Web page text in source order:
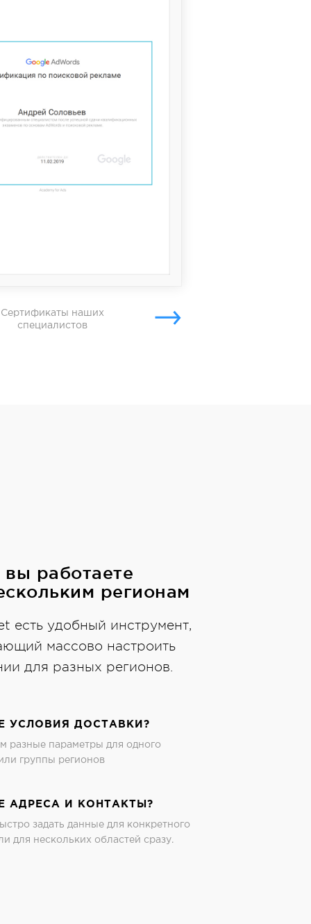
Сертификаты наших
специалистов
вы работаете
регионам
есть удобный инструмент,
массово настроить
для разных регионов.
УСЛОВИЯ ДОСТАВКИ?
разные параметры для одного
группы регионов
АДРЕСА И КОНТАКТЫ?
задать данные для конкретного
для нескольких областей сразу.